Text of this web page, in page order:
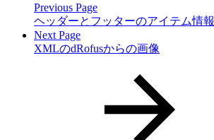
Previous Page
ヘッダーとフッターのアイテム情報
Next Page
XMLのdRofusからの画像